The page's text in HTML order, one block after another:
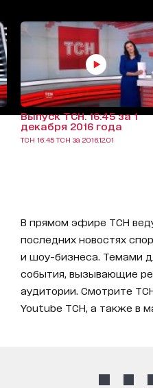
Выпуск ТСН. 16:45 за 1
декабря 2016 года
ТСН 16:45 ТСН за 2016.12.01
В прямом эфире ТСН
последних новостях
и шоу-бизнеса. Темами
события, вызывающие
аудитории. Смотрите
Youtube ТСН, а также в